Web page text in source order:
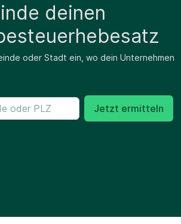
deinen
oder Stadt ein, wo dein Unternehmen
Jetzt ermitteln